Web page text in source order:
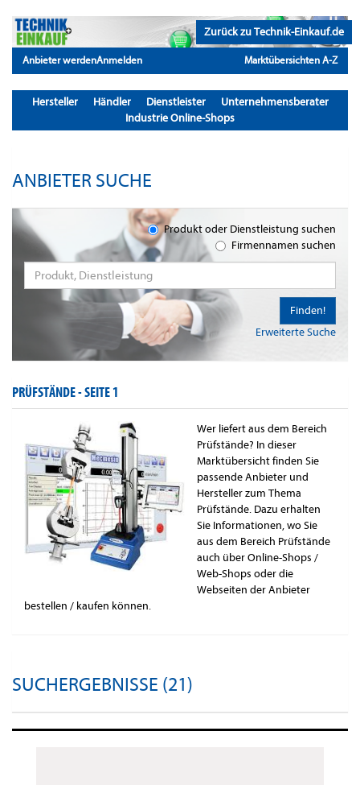
Zurück zu Technik-Einkauf.de
Anbieter werdenAnmelden Marktübersichten A-Z
Hersteller Händler Dienstleister
Unternehmensberater
Industrie Online-Shops
ANBIETER SUCHE
Produkt oder Dienstleistung suchen
Firmennamen suchen
Erweiterte Suche
Finden!
PRÜFSTÄNDE -SEITE 1
Wer liefert aus dem Bereich
Prüfstände? In dieser
Marktübersicht finden Sie
passende Anbieter und
Hersteller zum Thema
Prüfstände. Dazu erhalten
Sie Informationen, wo Sie
aus dem Bereich Prüfstände
auch über Online-Shops /
Web-Shops oder die
Webseiten der Anbieter
bestellen / kaufen können.
SUCHERGEBNISSE (21)